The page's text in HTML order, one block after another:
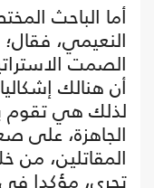
أما الباحث
النعيمي،
الصمت
أن هنالك
لذلك هي تقوم
الجاهزة، على
المقاتلين، من